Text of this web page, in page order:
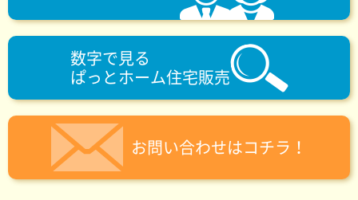
数字で見る
ぱっとホーム住宅販売
お問い合わせはコチラ！